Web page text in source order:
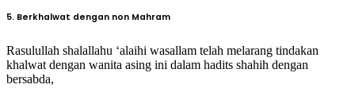
5. Berkhalwat dengan non Mahram
Rasulullah shalallahu ‘alaihi wasallam telah melarang tindakan
khalwat dengan wanita asing ini dalam hadits shahih dengan
bersabda,